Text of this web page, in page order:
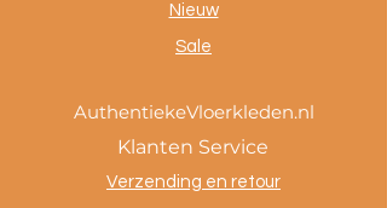
Nieuw
Sale
AuthentiekeVloerkleden.nl
Klanten Service
Verzending en retour